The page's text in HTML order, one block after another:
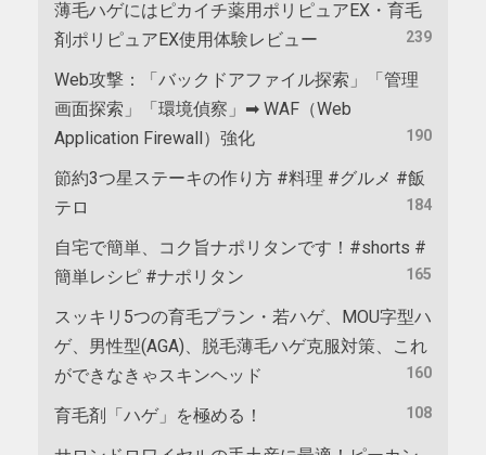
薄毛ハゲにはピカイチ薬用ポリピュアEX・育毛
剤ポリピュアEX使用体験レビュー
239
Web攻撃：「バックドアファイル探索」「管理
画面探索」「環境偵察」➡ WAF（Web
Application Firewall）強化
190
節約3つ星ステーキの作り方 #料理 #グルメ #飯
テロ
184
自宅で簡単、コク旨ナポリタンです！#shorts #
簡単レシピ #ナポリタン
165
スッキリ5つの育毛プラン・若ハゲ、MOU字型ハ
ゲ、男性型(AGA)、脱毛薄毛ハゲ克服対策、これ
ができなきゃスキンヘッド
160
育毛剤「ハゲ」を極める！ 108